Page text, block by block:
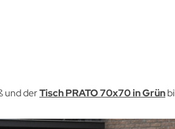
und derTisch PRATO 70x70 in Grün